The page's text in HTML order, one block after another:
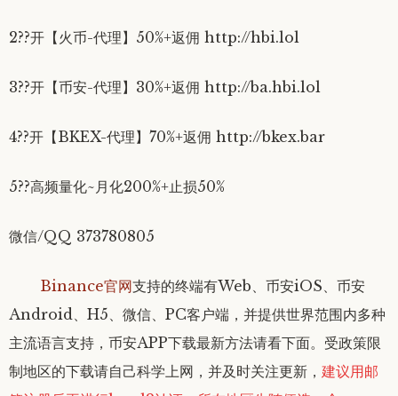
2??开【火币-代理】50%+返佣 http://hbi.lol
3??开【币安-代理】30%+返佣 http://ba.hbi.lol
4??开【BKEX-代理】70%+返佣 http://bkex.bar
5??高频量化~月化200%+止损50%
微信/QQ 373780805
Binance官网支持的终端有Web、币安iOS、币安
Android、H5、微信、PC客户端，并提供世界范围内多种
主流语言支持 ，币安APP下载最新方法请看下面。受政策限
制地区的下载请自己科学上网，并及时关注更新， 建议用邮